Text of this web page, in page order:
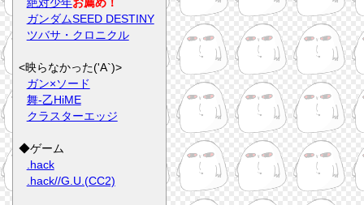
ガンダムSEED DESTINY
ツバサ・クロニクル
<映らなかった('A`)>
ガン×ソード
舞-乙HiME
クラスターエッジ
◆ゲーム
.hack
.hack//G.U.(CC2)